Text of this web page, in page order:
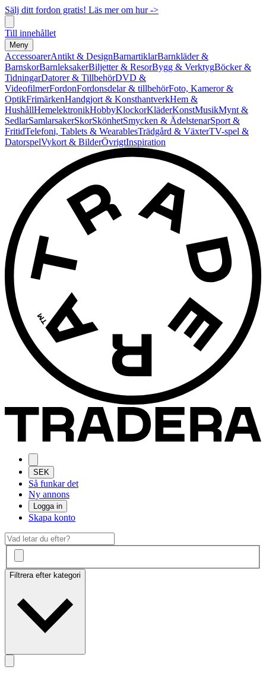
Sälj ditt fordon gratis! Läs mer om hur ->
Till innehållet
Meny
AccessoarerAntikt & DesignBarnartiklarBarnkläder &
BarnskorBarnleksakerBiljetter & ResorBygg & VerktygBöcker &
TidningarDatorer & TillbehörDVD &
VideofilmerFordonFordonsdelar & tillbehörFoto, Kameror &
OptikFrimärkenHandgjort & KonsthantverkHem &
HushållHemelektronikHobbyKlockorKläderKonstMusikMynt &
SedlarSamlarsakerSkorSkönhetSmycken & ÄdelstenarSport &
FritidTelefoni, Tablets & WearablesTrädgård & VäxterTV-spel &
DatorspelVykort & BilderÖvrigtInspiration
SEK
Så funkar det
Ny annons
Logga in
Skapa konto
Filtrera efter kategori